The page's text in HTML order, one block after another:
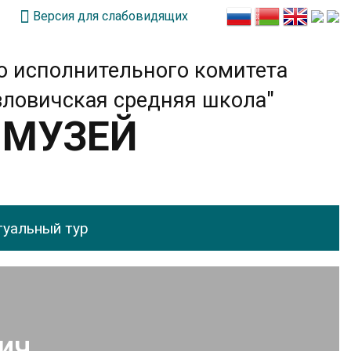
Версия для слабовидящих
комитета
средняя школа"
тур